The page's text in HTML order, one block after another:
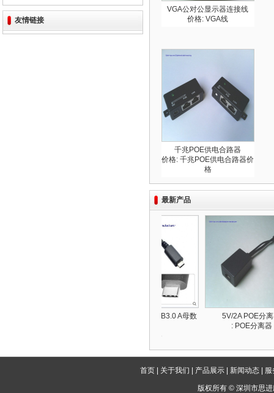
友情链接
VGA公对公显示器连接线
价格: VGA线
千兆POE供电合路器
价格: 千兆POE供电合路器价
格
最新产品
USB3.1 C 转USB3.0 A母数
5V/2A POE分离
: POE分离器
首页| 关于我们 产品展示| 新闻动态| 服
版权所有 © 深圳市思